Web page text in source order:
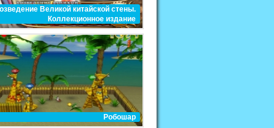
Великой китайской стены.
Коллекционное издание
Робошар